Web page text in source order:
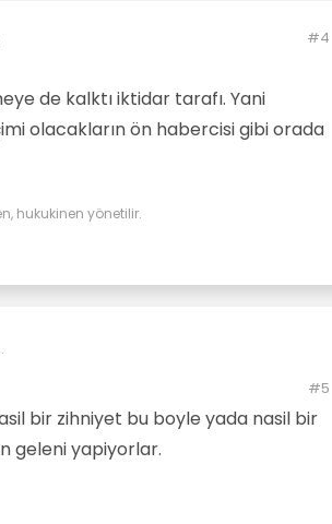
#4
de kalktı iktidar tarafı. Yani
olacakların ön habercisi gibi orada
hukukinen yönetilir.
seçimi olacakların ön habercisi gibi orada
#5
bir zihniyet bu boyle yada nasil bir
geleni yapiyorlar.